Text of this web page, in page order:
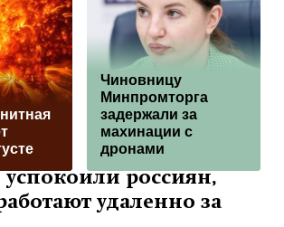
Чиновницу
Минпромторга
задержали за
махинации с
дронами
успокоили россиян,
удаленно за